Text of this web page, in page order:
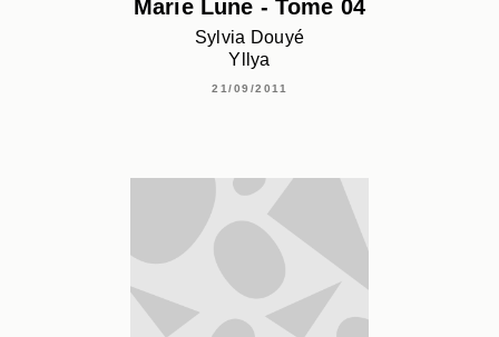
Marie Lune - Tome 04
Sylvia Douyé
Yllya
21/09/2011